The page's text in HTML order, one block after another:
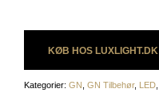
KØB HOS LUXLIGHT.DK
Kategorier: GN GN Tilbehør, LED